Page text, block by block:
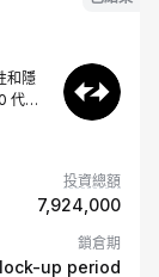
和隱
代幣
一
內
投資總額
7,924,000
鎖倉期
up period